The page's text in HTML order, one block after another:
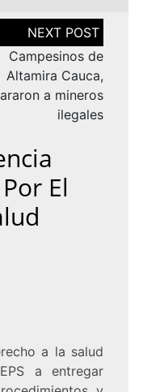
Campesinos de
Altamira Cauca,
a mineros
ilegales
El
a la salud
a entregar